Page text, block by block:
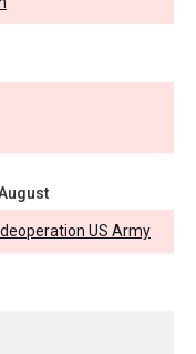
US Army